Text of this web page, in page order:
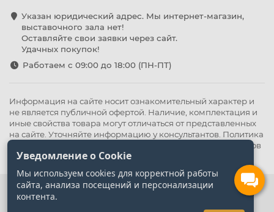
Указан юридический адрес. Мы интернет-магазин,
выставочного зала нет!
Оставляйте свои заявки через сайт.
Удачных покупок!
Работаем с 09:00 до 18:00 (ПН-ПТ)
Информация на сайте носит ознакомительный характер и
не является публичной офертой. Наличие, комплектация и
иные свойства товара могут отличаться от представленных
на сайте. Уточняйте информацию у консультантов. Политика
Политика обработки файлов
cookie
Уведомление о Cookie
Мы используем cookies для корректной работы
сайта, анализа посещений и персонализации
контента.